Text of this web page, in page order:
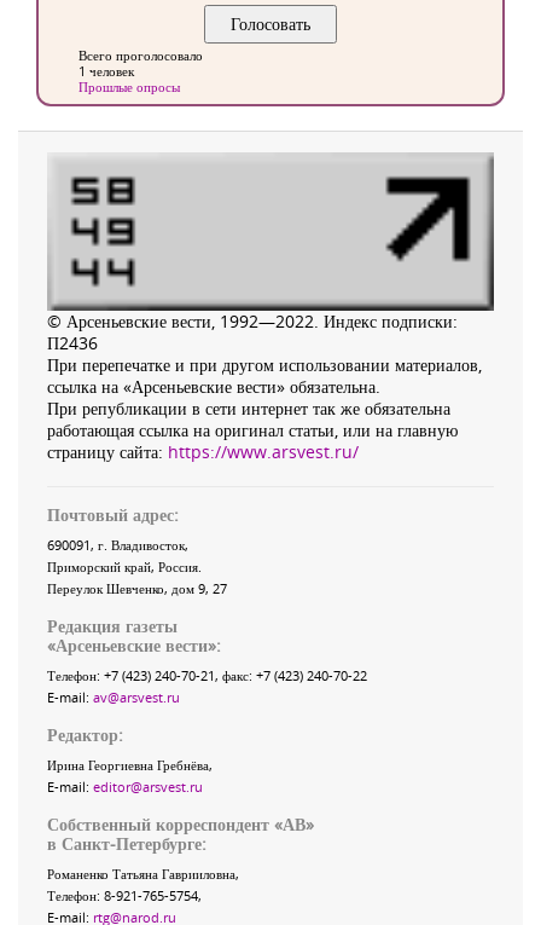
Всего проголосовало
1 человек
Прошлые опросы
© Арсеньевские вести, 1992—2022. Индекс подписки:
П2436
При перепечатке и при другом использовании материалов,
ссылка на «Арсеньевские вести» обязательна.
При републикации в сети интернет так же обязательна
работающая ссылка на оригинал статьи, или на главную
страницу сайта: https://www.arsvest.ru/
Почтовый адрес:
690091, г. Владивосток,
Приморский край, Россия
Переулок Шевченко, дом 9, 27
Редакция газеты
«Арсеньевские вести»:
Телефон: +7 (423) 240-70-21, факс: +7 (423) 240-70-22
E-mail: av@arsvest.ru
Редактор:
Ирина Георгиевна Гребнёва,
E-mail: editor@arsvest.ru
Собственный корреспондент «АВ»
в Санкт-Петербурге:
Романенко Татьяна Гаврииловна,
Телефон: 8-921-765-5754,
E-mail: rtg@narod.ru